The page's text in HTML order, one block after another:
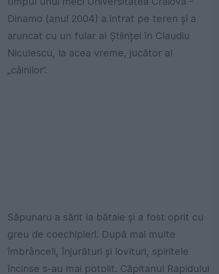
Dinamo (anul 2004) a intrat pe teren și a
aruncat cu un fular al Științei în Claudiu
Niculescu, la acea vreme, jucător al
„câinilor”.
Săpunaru a sărit la bătaie și a fost oprit cu
greu de coechipieri. După mai multe
îmbrânceli, înjurături și lovituri, spiritele
încinse s-au mai potolit. Căpitanul Rapidului